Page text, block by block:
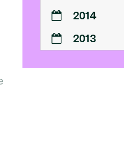
2014
2013